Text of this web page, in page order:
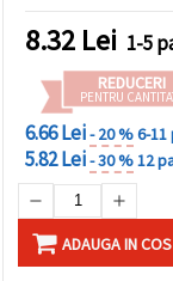
decor pentru
8.32 Lei 1-5
REDUCERI
PENTRU
6.66 Lei- 20 %6-11
5.82 Lei- 30 %12
ADAUGA IN COS